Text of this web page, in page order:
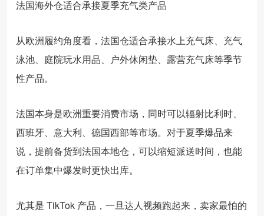
法国海外仓适合承接夏季充气类产品
从欧洲履约角度看，法国仓适合承接水上充气床、充气
泳池、庭院玩水用品、户外休闲垫、露营充气床等季节
性产品。
法国本身是欧洲重要消费市场，同时可以辐射比利时、
西班牙、意大利、德国西部等市场。对于夏季爆品来
说，提前备货到法国本地仓，可以缩短派送时间，也能
在订单集中爆发时更快出库。
尤其是 TikTok 产品，一旦达人视频跑起来，卖家最怕的